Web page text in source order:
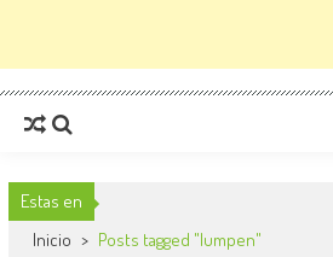
Estas en
Inicio > Posts tagged "lumpen"